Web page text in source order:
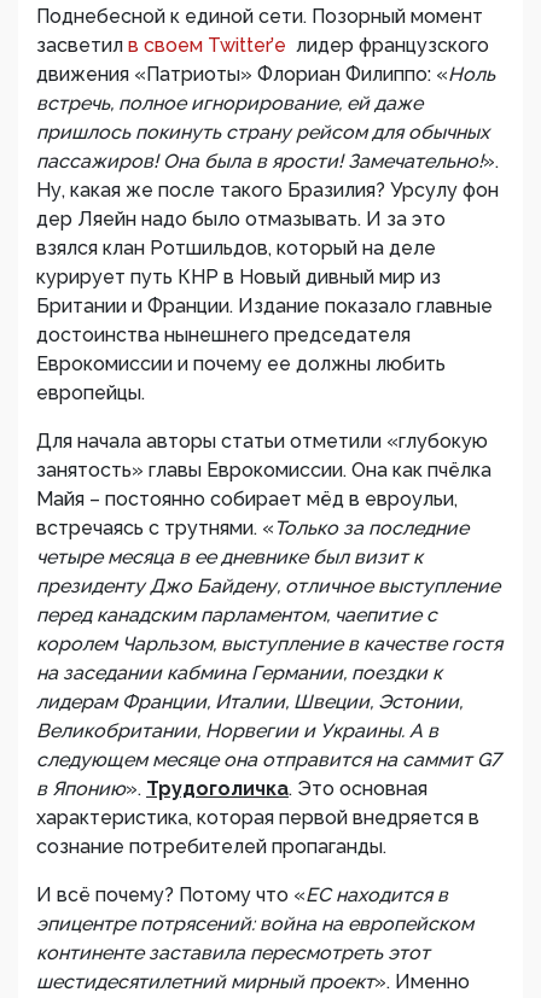
Поднебесной к единой сети. Позорный момент
засветил в своем Twitter’е лидер французского
движения «Патриоты» Флориан Филиппо: «Ноль
встречь, полное игнорирование, ей даже
пришлось покинуть страну рейсом для обычных
пассажиров! Она была в ярости! Замечательно!».
Ну, какая же после такого Бразилия? Урсулу фон
дер Ляейн надо было отмазывать. И за это
взялся клан Ротшильдов, который на деле
курирует путь КНР в Новый дивный мир из
Британии и Франции. Издание показало главные
достоинства нынешнего председателя
Еврокомиссии и почему ее должны любить
европейцы.
Для начала авторы статьи отметили «глубокую
занятость» главы Еврокомиссии. Она как пчёлка
Майя – постоянно собирает мёд в евроульи,
встречаясь с трутнями. « Только за последние
четыре месяца в ее дневнике был визит к
президенту Джо Байдену, отличное выступление
перед канадским парламентом, чаепитие с
королем Чарльзом, выступление в качестве гостя
на заседании кабмина Германии, поездки к
лидерам Франции, Италии, Швеции, Эстонии,
Великобритании, Норвегии и Украины. А в
следующем месяце она отправится на саммит G7
в Японию». Трудоголичка. Это основная
характеристика, которая первой внедряется в
сознание потребителей пропаганды.
И всё почему? Потому что «ЕС находится в
эпицентре потрясений: война на европейском
континенте заставила пересмотреть этот
шестидесятилетний мирный проект». Именно